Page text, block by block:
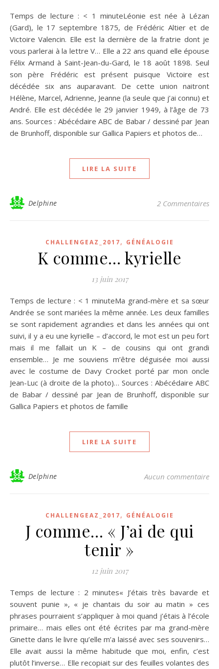
Temps de lecture : < 1 minuteLéonie est née à Lézan
(Gard), le 17 septembre 1875, de Frédéric Altier et de
Victoire Valencin. Elle est la dernière de la fratrie dont je
vous parlerai à la lettre V… Elle a 22 ans quand elle épouse
Félix Armand à Saint-Jean-du-Gard, le 18 août 1898. Seul
son père Frédéric est présent puisque Victoire est
décédée six ans auparavant. De cette union naitront
Hélène, Marcel, Adrienne, Jeanne (la seule que j’ai connu) et
André. Elle est décédée le 29 janvier 1949, à l’âge de 73
ans. Sources : Abécédaire ABC de Babar / dessiné par Jean
de Brunhoff, disponible sur Gallica Papiers et photos de…
LIRE LA SUITE
Delphine 2 Commentaires
CHALLENGEAZ_2017, GÉNÉALOGIE
K comme… kyrielle
13 juin 2017
Temps de lecture : < 1 minuteMa grand-mère et sa sœur
Andrée se sont mariées la même année. Les deux familles
se sont rapidement agrandies et dans les années qui ont
suivi, il y a eu une kyrielle – d’accord, le mot est un peu fort
mais il me fallait un K – de cousins qui ont grandi
ensemble… Je me souviens m’être déguisée moi aussi
avec le costume de Davy Crocket porté par mon oncle
Jean-Luc (à droite de la photo)… Sources : Abécédaire ABC
de Babar / dessiné par Jean de Brunhoff, disponible sur
Gallica Papiers et photos de famille
LIRE LA SUITE
Delphine Aucun commentaire
CHALLENGEAZ_2017, GÉNÉALOGIE
J comme… « J’ai de qui
tenir »
12 juin 2017
Temps de lecture : 2 minutes« J’étais très bavarde et
souvent punie », « je chantais du soir au matin » ces
phrases pourraient s’appliquer à moi quand j’étais à l’école
primaire… mais elles ont été écrites par ma grand-mère
Ginette dans le livre qu’elle m’a laissé avec ses souvenirs…
Elle avait aussi la même habitude que moi, enfin, c’est
plutôt l’inverse… Elle recopiait sur des feuilles volantes des